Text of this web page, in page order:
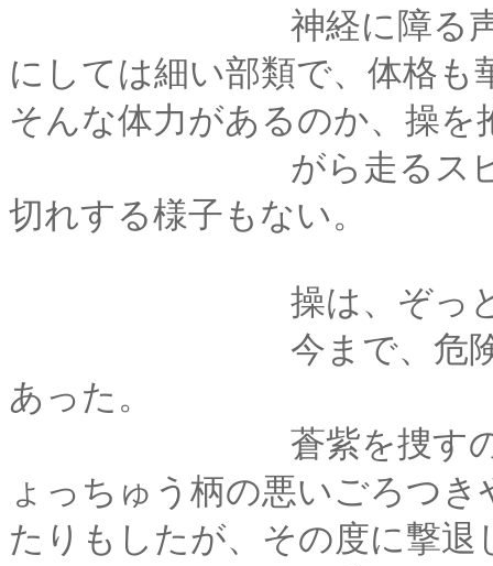
神経に障る声で、男
にしては細い部類で、体格
そんな体力があるのか、操を
がら走るスピードは
切れする様子もない。
操は、ぞっと
今まで、危険な場面
あった。
蒼紫を捜すのに家出
ょっちゅう柄の悪いごろつ
たりもしたが、その度に撃退